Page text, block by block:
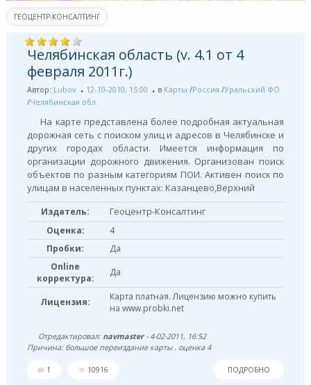
ГЕОЦЕНТР-КОНСАЛТИНГ
Челябинская область (v. 4.1 от 4
февраля 2011г.)
Автор: Lubov 12-10-2010, 15:00 в Карты /Россия /Уральский ФО
/Челябинская обл.
На карте представлена более подробная актуальная
дорожная сеть с поиском улиц и адресов в Челябинске и
других городах области. Имеется информация по
организации дорожного движения. Организован поиск
объектов по разным категориям ПОИ. Активен поиск по
улицам в населенных пунктах: Казанцево,Верхний
Издатель: Геоцентр-Консалтинг
Оценка:
4
Пробки:
Да
Online
корректура:
Да
Лицензия:
Карта платная. Лицензию можно купить
на www.probki.net
Отредактировал: navmaster- 4-02-2011, 16:52
Причина: большое переиздание карты . оценка 4
1 10916 ПОДРОБНО